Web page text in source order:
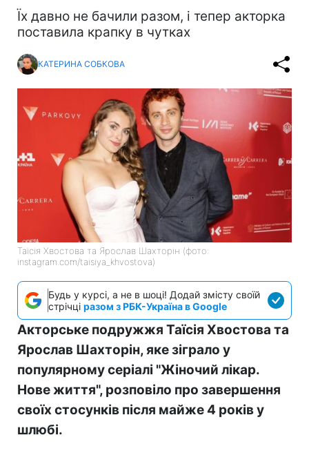
Їх давно не бачили разом, і тепер акторка
поставила крапку в чутках
КАТЕРИНА СОБКОВА
Таїсія Хвостова та Ярослав Шахторін (фото:
instagram.com/taisiya_khvostova)
Будь у курсі, а не в шоці! Додай змісту своїй
стрічці разом з РБК-Україна в Google
Акторське подружжя Таїсія Хвостова та
Ярослав Шахторін, яке зіграло у
популярному серіалі "Жіночий лікар.
Нове життя", розповіло про завершення
своїх стосунків після майже 4 років у
шлюбі.